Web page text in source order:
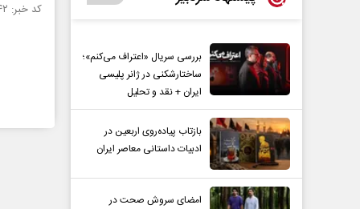
کد خبر: ۸۷۷۷۴۲ تاریخ انتشار : ۱۳۹۴/۱۱/۱۳
بررسی سریال «اعتراف می‌کنم»؛
ساختارشکنی در ژانر پلیسی
ایران + نقد و تحلیل
بازتاب پیاده‌روی اربعین در
ادبیات داستانی معاصر ایران
امضای سروش صحت در